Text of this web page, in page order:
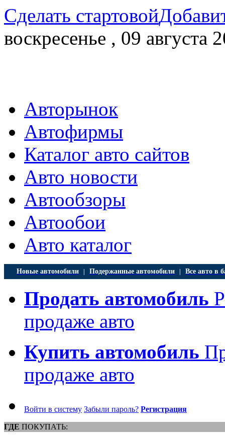
Сделать стартовой
воскресенье , 09 августа
Авторынок
Автофирмы
Каталог авто сайтов
Авто новости
Автообзоры
Автообои
Авто каталог
Новые автомобили Подержанные автомобили Все авто в
Продать автомобиль
продаже авто
Купить автомобиль
продаже авто
Войти в систему Забыли пароль? Регистрация
ГДЕ ПОКУПАТЬ: